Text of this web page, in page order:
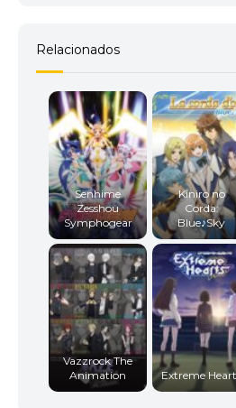
Relacionados
Senhime
Zesshou
Symphogear
Kiniro no
Corda:
Blue♪Sky
Vazzrock The
Animation
Extreme